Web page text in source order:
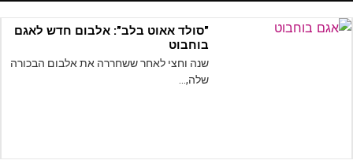
"סולד אאוט בלב": אלבום חדש לאגם
בוחבוט
שנה וחצי לאחר ששחררה את אלבום הבכורה
שלה,…